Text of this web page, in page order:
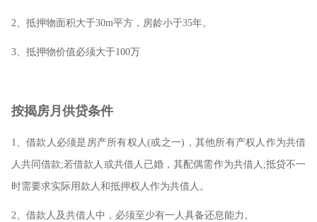
2、抵押物面积大于30m平方，房龄小于35年。
3、抵押物价值必须大于100万
按揭房月供贷条件
1、借款人必须是房产所有权人(或之一)，其他所有产权人作为共借
人共同借款;若借款人或共借人已婚，其配偶需作为共借人;抵贷不一
时需要求实际用款人和抵押权人作为共借人。
2、借款人及共借人中，必须至少有一人具备还息能力。